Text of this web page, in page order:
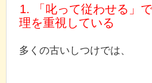
1. 「叱って従わせる」
理を重視している
多くの古いしつけでは、